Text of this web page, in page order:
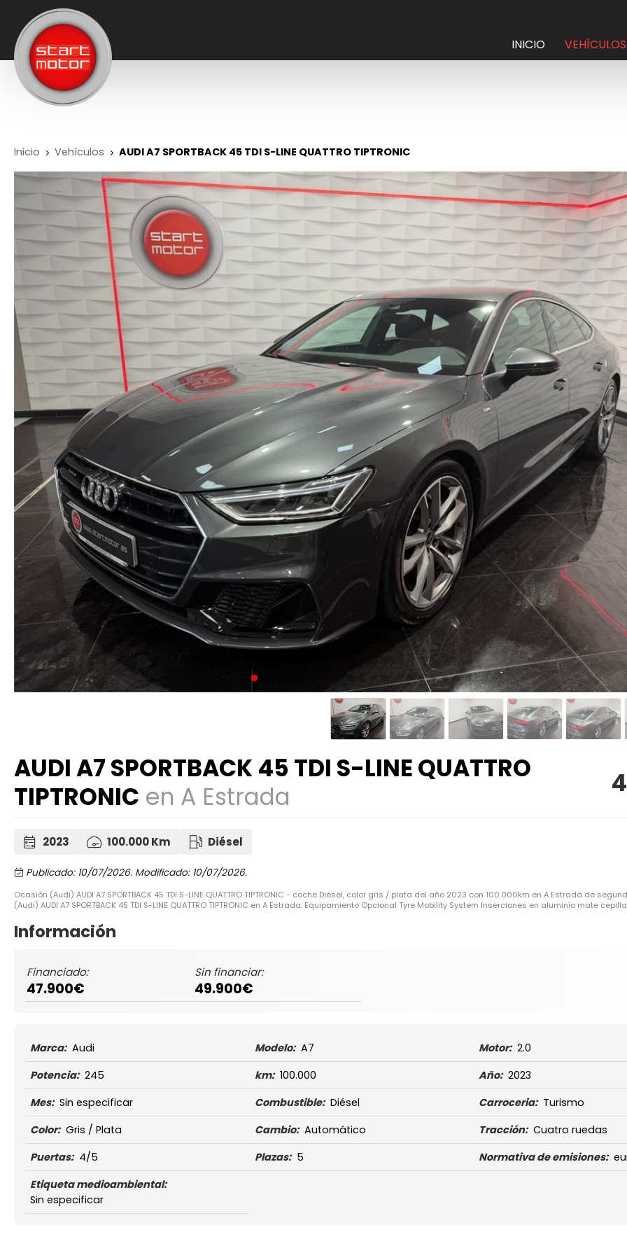
INICIO VEHÍCULOS
Inicio Vehículos AUDI A7 SPORTBACK 45 TDI S-LINE QUATTRO TIPTRONIC
AUDI A7 SPORTBACK 45 TDI S-LINE QUATTRO
TIPTRONIC en A Estrada
2023 100.000 Km Diésel
Publicado: 10/07/2026. Modificado: 10/07/2026.
Ocasión (Audi) AUDI A7 SPORTBACK 45 TDI S-LINE QUATTRO TIPTRONIC - coche Diésel, color gris / plata del año 2023 con 100.000km en A Estrada de
(Audi) AUDI A7 SPORTBACK 45 TDI S-LINE QUATTRO TIPTRONIC en A Estrada. Equipamiento Opcional Tyre Mobility System Inserciones en aluminio mate
Información
Financiado:
47.900€
Sin financiar:
49.900€
Marca: Audi Modelo: A7 Motor: 2.0
Potencia: 245 km: 100.000 Año: 2023
Mes: Sin especificar Combustible: Diésel Carroceria: Turismo
Color: Gris / Plata Cambio: Automático Tracción: Cuatro ruedas
Puertas: 4/5 Plazas: 5 Normativa de emisiones:
Etiqueta medioambiental:
Sin especificar